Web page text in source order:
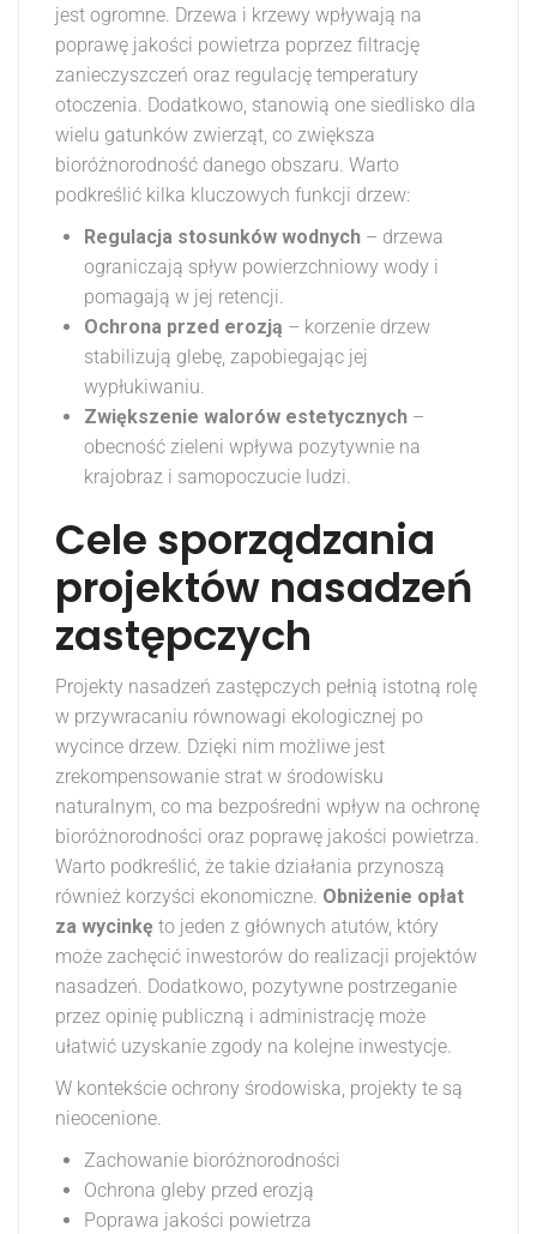
jest ogromne. Drzewa i krzewy wpływają na
poprawę jakości powietrza poprzez filtrację
zanieczyszczeń oraz regulację temperatury
otoczenia. Dodatkowo, stanowią one siedlisko dla
wielu gatunków zwierząt, co zwiększa
bioróżnorodność danego obszaru. Warto
podkreślić kilka kluczowych funkcji drzew:
Regulacja stosunków wodnych – drzewa
ograniczają spływ powierzchniowy wody i
pomagają w jej retencji.
Ochrona przed erozją – korzenie drzew
stabilizują glebę, zapobiegając jej
wypłukiwaniu.
Zwiększenie walorów estetycznych –
obecność zieleni wpływa pozytywnie na
krajobraz i samopoczucie ludzi.
Cele sporządzania
projektów nasadzeń
zastępczych
Projekty nasadzeń zastępczych pełnią istotną rolę
w przywracaniu równowagi ekologicznej po
wycince drzew. Dzięki nim możliwe jest
zrekompensowanie strat w środowisku
naturalnym, co ma bezpośredni wpływ na ochronę
bioróżnorodności oraz poprawę jakości powietrza.
Warto podkreślić, że takie działania przynoszą
również korzyści ekonomiczne. Obniżenie opłat
za wycinkę to jeden z głównych atutów, który
może zachęcić inwestorów do realizacji projektów
nasadzeń. Dodatkowo, pozytywne postrzeganie
przez opinię publiczną i administrację może
ułatwić uzyskanie zgody na kolejne inwestycje.
W kontekście ochrony środowiska, projekty te są
nieocenione.
Zachowanie bioróżnorodności
Ochrona gleby przed erozją
Poprawa jakości powietrza